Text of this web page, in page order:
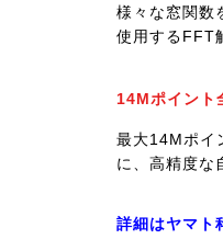
様々な窓関数
使用するFFT
14Mポイント
最大14Mポイ
に、高精度な
詳細はヤマト